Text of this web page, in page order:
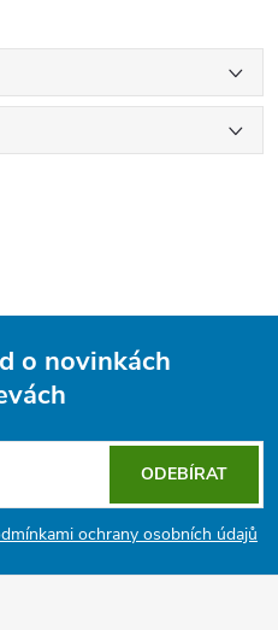
o novinkách
ochrany osobních údajů
ODEBÍRAT